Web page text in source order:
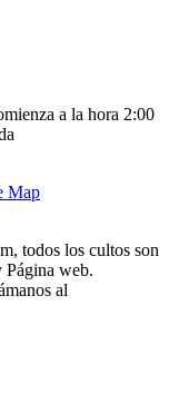
a la hora 2:00
Map
todos los cultos son
Página web.
al